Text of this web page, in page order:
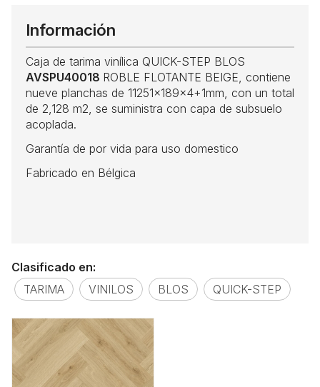
Información
Caja de tarima vinílica QUICK-STEP BLOS
AVSPU40018 ROBLE FLOTANTE BEIGE, contiene
nueve planchas de 11251x189x4+1mm, con un total
de 2,128 m2, se suministra con capa de subsuelo
acoplada.
Garantía de por vida para uso domestico
Fabricado en Bélgica
Clasificado en:
TARIMA
VINILOS BLOS QUICK-STEP